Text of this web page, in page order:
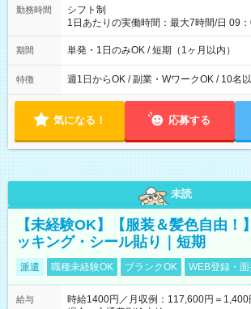
間】試用期間なし
勤務時間
シフト制
1日あたりの実働時間：最大7時間/日 09
間は 試験により異なります。
期間 単発・1日のみOK / 短期（1ヶ月以内）
特徴 週1日からOK / 副業・WワークOK / 10名
気になる！ 応募する
未読
【未経験OK】【服装＆髪色自由！
ッキング・シール貼り｜短期
派遣 職種未経験OK ブランクOK WEB登録・
給与
時給1400円／月収例：117,600円＝